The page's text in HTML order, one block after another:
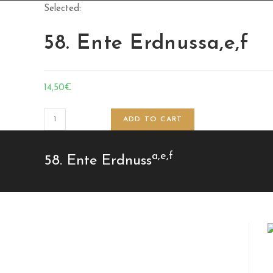
Selected:
58. Ente Erdnussa,e,f
14,50€
ADD TO CART
58. Ente Erdnussa,e,f